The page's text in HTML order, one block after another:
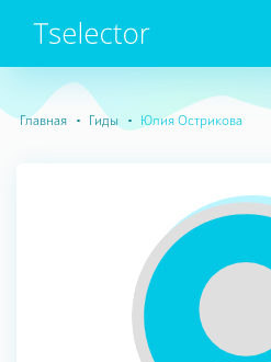
Главная Гиды Юлия Острикова